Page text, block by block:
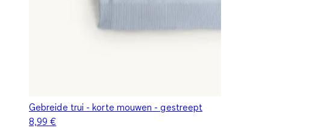
Gebreide trui - korte mouwen - gestreept
8,99 €